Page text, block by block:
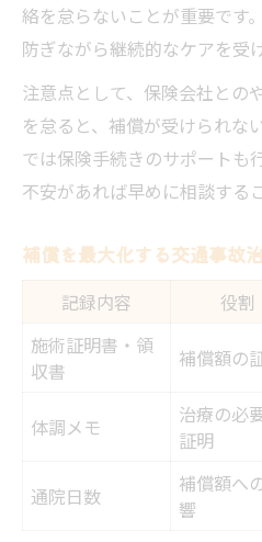
絡を怠らないことが重要です
防ぎながら継続的なケアを受
注意点として、保険会社との
を怠ると、補償が受けられな
では保険手続きのサポートも
不安があれば早めに相談する
補償を最大化する交通事故
記録内容 役割
施術証明書・領
収書
補償額の
体調メモ
治療の必
証明
通院日数
補償額へ
響